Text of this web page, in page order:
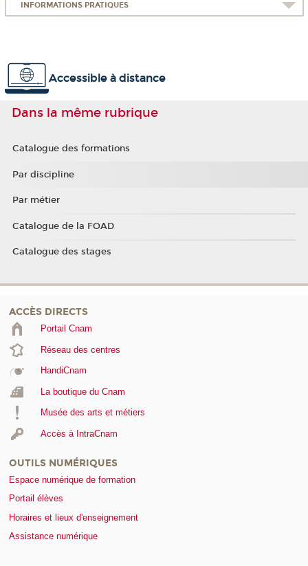
INFORMATIONS PRATIQUES
Accessible à distance
Dans la même rubrique
Catalogue des formations
Par discipline
Par métier
Catalogue de la FOAD
Catalogue des stages
ACCÈS DIRECTS
Portail Cnam
Réseau des centres
HandiCnam
La boutique du Cnam
Musée des arts et métiers
Accès à IntraCnam
OUTILS NUMÉRIQUES
Espace numérique de formation
Portail élèves
Horaires et lieux d'enseignement
Assistance numérique